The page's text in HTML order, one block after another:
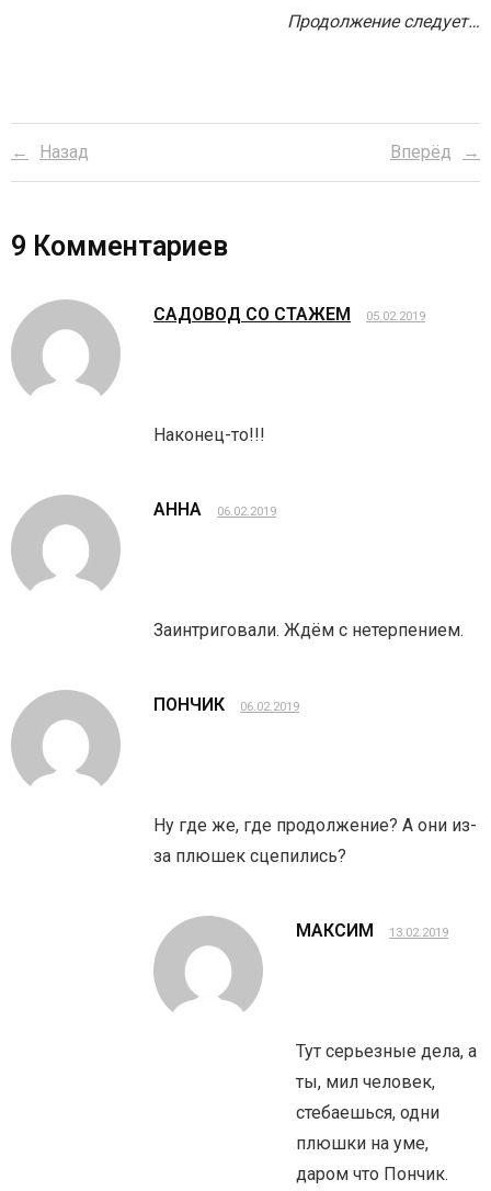
Продолжение следует…
Назад Вперёд
9 Комментариев
САДОВОД СО СТАЖЕМ 05.02.2019
Наконец-то!!!
АННА 06.02.2019
Заинтриговали. Ждём с нетерпением.
ПОНЧИК 06.02.2019
Ну где же, где продолжение? А они из-
за плюшек сцепились?
МАКСИМ 13.02.2019
Тут серьезные дела, а
ты, мил человек,
стебаешься, одни
плюшки на уме,
даром что Пончик.